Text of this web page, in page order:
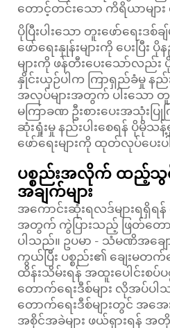
တောင့်တင်းသော ကိရိယာမျာ
ပိုပြီးပါးသော တူးဖော်ရေးဒစ်
ဖော်ရေးနှုန်းများကို ပေးပြီး
များကို ဖန်တီးပေးသော်လည်း
နှိုင်းယှဉ်ပါက ကြာရှည်ခံမှု န
အလုပ်များအတွက် ပါးသော တူး
မကြာခဏ ဦးစားပေးအသုံးပြု
ဆုံးရှုံးမှု နည်းပါးစေရန် ပိုမိုသ
ဖော်ရေးများကို ထုတ်လုပ်ပေး
ပစ္စည်းအလိုက် ထည့်သွင်
အချက်များ
အကောင်းဆုံးရလဒ်များရရှိရန်
အတွက် ကွဲပြားသည့် ဖြတ်တော
ပါသည်။ ဥပမာ - သံမဏိအချ
ကွယ်ပြီး ပစ္စည်း၏ ချေးမ
ထိန်းသိမ်းရန် အထူးပေါင်းစပ်ပစ္
တောက်ရေးဒီစ်များ လိုအပ်ပ
တောက်ရေးဒီစ်များတွင် အအေ
အစိုင်အခဲများ ဖယ်ရှားရန်